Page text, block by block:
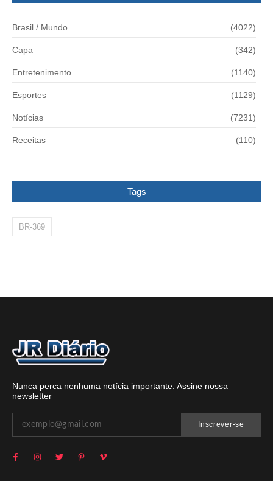
Brasil / Mundo (4022)
Capa (342)
Entretenimento (1140)
Esportes (1129)
Notícias (7231)
Receitas (110)
Tags
BR-369
Nunca perca nenhuma notícia importante. Assine nossa
newsletter
Inscrever-se